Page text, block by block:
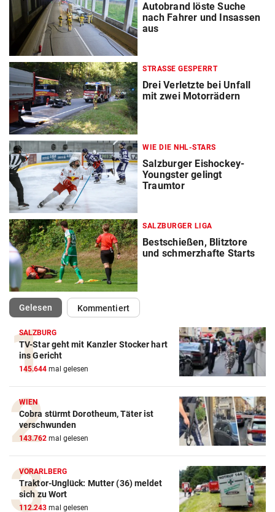
Autobrand löste Suche
nach Fahrer und Insassen
aus
STRASSE GESPERRT
Drei Verletzte bei Unfall
mit zwei Motorrädern
WIE DIE NHL-STARS
Salzburger Eishockey-
Youngster gelingt
Traumtor
SALZBURGER LIGA
Bestschießen, Blitztore
und schmerzhafte Starts
Gelesen(ausgewählt)Kommentiert
SALZBURG
TV-Star geht mit Kanzler Stocker hart
ins Gericht
145.644 mal gelesen
WIEN
Cobra stürmt Dorotheum, Täter ist
verschwunden
143.762 mal gelesen
VORARLBERG
Traktor-Unglück: Mutter (36) meldet
sich zu Wort
112.243 mal gelesen